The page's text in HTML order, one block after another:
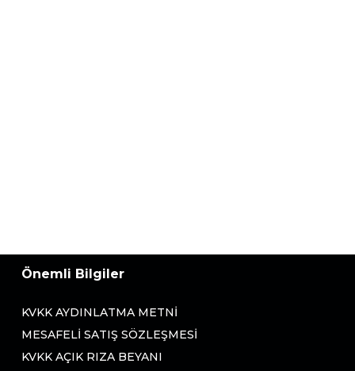
Önemli Bilgiler
KVKK AYDINLATMA METNI
MESAFELI SATIŞ SÖZLEŞMESI
KVKK AÇIK RIZA BEYANI